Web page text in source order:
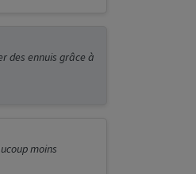
des ennuis grâce à
moins